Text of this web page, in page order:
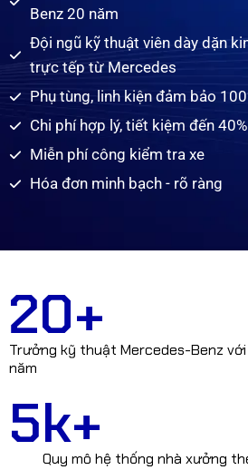
Benz 20 năm
Đội ngũ kỹ thuật viên dày dặn
trực tếp từ Mercedes
Phụ tùng, linh kiện đảm bảo
Chi phí hợp lý, tiết kiệm đến
Miễn phí công kiểm tra xe
Hóa đơn minh bạch - rõ ràng
Trưởng kỹ thuật Mercedes-Benz
năm
20+
Quy mô hệ thống nhà xưởng
5k+